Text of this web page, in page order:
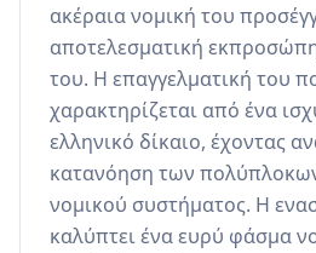
ακέραια νομική του
αποτελεσματική
του. Η επαγγελματική του
χαρακτηρίζεται από ένα
ελληνικό δίκαιο, έχοντας
κατανόηση των
νομικού συστήματος. Η
καλύπτει ένα ευρύ φάσμα